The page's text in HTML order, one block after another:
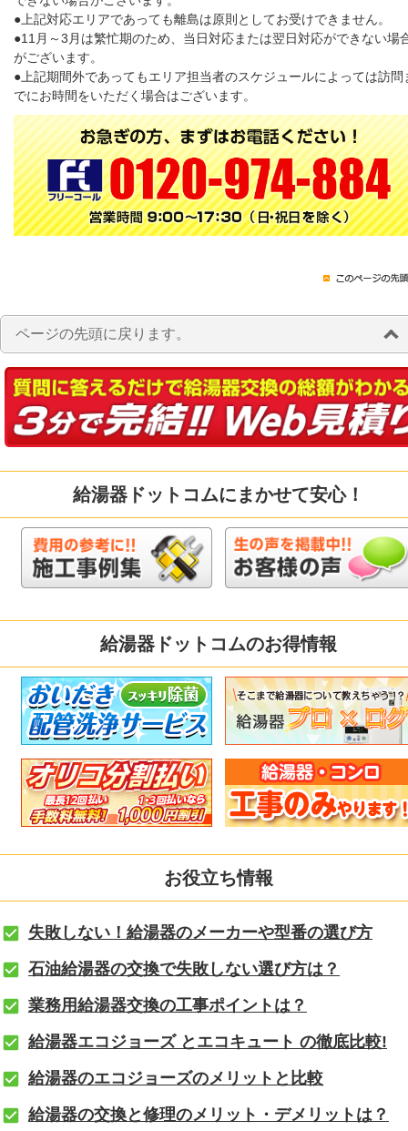
●上記対応エリアであっても離島は原則としてお受けできません。
●11月～3月は繁忙期のため、当日対応または翌日対応ができない場
がございます。
●上記期間外であってもエリア担当者のスケジュールによっては訪問
でにお時間をいただく場合はございます。
ページの先頭に戻ります。
給湯器ドットコムにまかせて安心！
給湯器ドットコムのお得情報
お役立ち情報
失敗しない！給湯器のメーカーや型番の選び方
石油給湯器の交換で失敗しない選び方は？
業務用給湯器交換の工事ポイントは？
給湯器エコジョーズ とエコキュート の徹底比較!
給湯器のエコジョーズのメリットと比較
給湯器の交換と修理のメリット・デメリットは？